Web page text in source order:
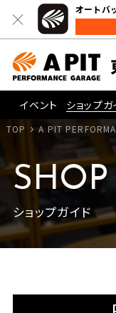
オートバ
イベント ショップガ
TOP A PIT
ショップガイド